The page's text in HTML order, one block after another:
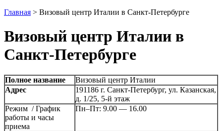
Главная > Визовый центр Италии в Санкт-Петербурге
Визовый центр Италии в
Санкт-Петербурге
Полное название
Визовый центр Италии
Адрес
191186 г. Санкт-Петербург, ул. Казанская,
д. 1/25, 5-й этаж
Режим / График
работы и часы
приема
Пн–Пт: 9.00 — 16.00